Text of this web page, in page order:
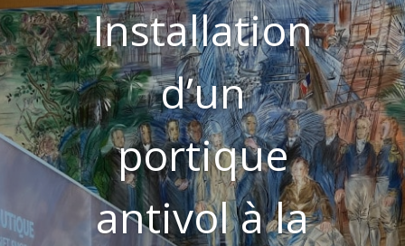
Installation
d’un
portique
antivol à la